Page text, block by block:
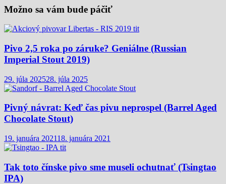
Možno sa vám bude páčiť
Pivo 2,5 roka po záruke? Geniálne (Russian
Imperial Stout 2019)
29. júla 202528. júla 2025
Pivný návrat: Keď čas pivu neprospel (Barrel Aged
Chocolate Stout)
19. januára 202118. januára 2021
Tak toto čínske pivo sme museli ochutnať (Tsingtao
IPA)